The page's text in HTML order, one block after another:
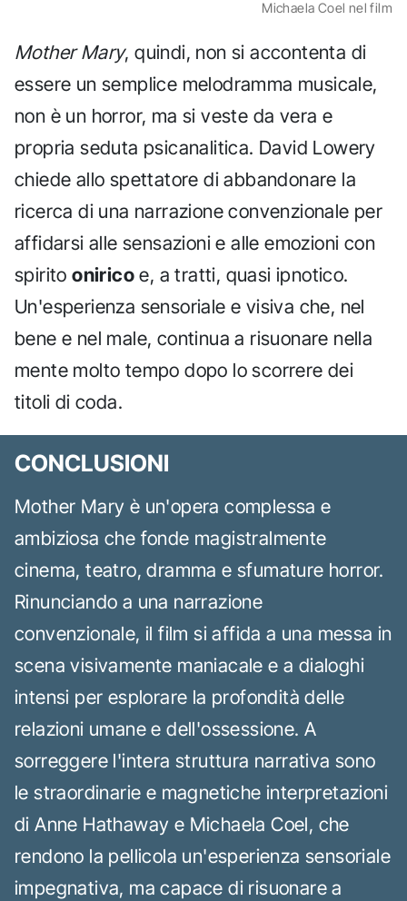
Michaela Coel nel film
Mother Mary, quindi, non si accontenta di
essere un semplice melodramma musicale,
non è un horror, ma si veste da vera e
propria seduta psicanalitica. David Lowery
chiede allo spettatore di abbandonare la
ricerca di una narrazione convenzionale per
affidarsi alle sensazioni e alle emozioni con
spiritoonirico e, a tratti, quasi ipnotico.
Un'esperienza sensoriale e visiva che, nel
bene e nel male, continua a risuonare nella
mente molto tempo dopo lo scorrere dei
titoli di coda.
CONCLUSIONI
Mother Mary è un'opera complessa e
ambiziosa che fonde magistralmente
cinema, teatro, dramma e sfumature horror.
Rinunciando a una narrazione
convenzionale, il film si affida a una messa in
scena visivamente maniacale e a dialoghi
intensi per esplorare la profondità delle
relazioni umane e dell'ossessione. A
sorreggere l'intera struttura narrativa sono
le straordinarie e magnetiche interpretazioni
di Anne Hathaway e Michaela Coel, che
rendono la pellicola un'esperienza sensoriale
impegnativa, ma capace di risuonare a